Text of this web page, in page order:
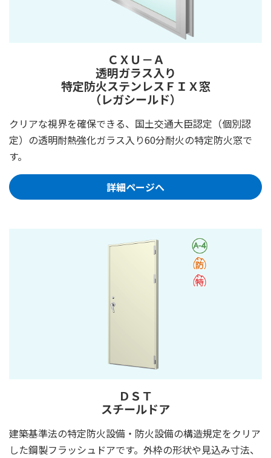
ＣＸＵ－Ａ
透明ガラス入り
特定防火ステンレスＦＩＸ窓
（レガシールド）
クリアな視界を確保できる、国土交通大臣認定（個別認
定）の透明耐熱強化ガラス入り60分耐火の特定防火窓で
す。
詳細ページへ
ＤＳＴ
スチールドア
建築基準法の特定防火設備・防火設備の構造規定をクリア
した鋼製フラッシュドアです。外枠の形状や見込み寸法、